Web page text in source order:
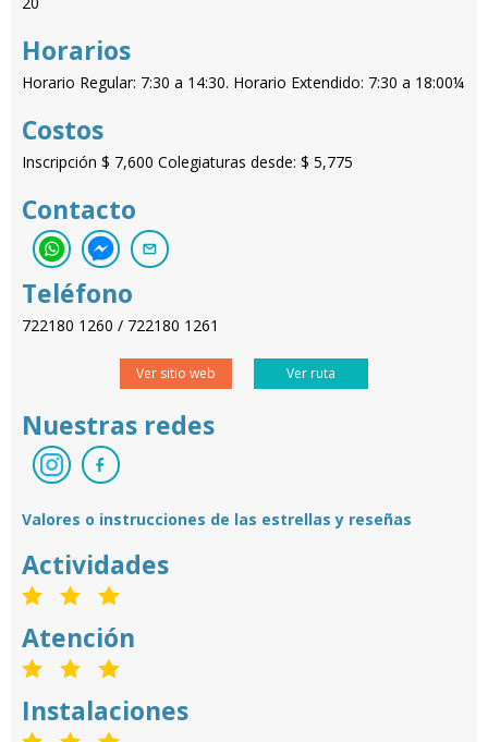
Horarios
Horario Regular: 7:30 a 14:30. Horario Extendido: 7:30 a 18:00¼
Costos
Inscripción $ 7,600 Colegiaturas desde: $ 5,775
Contacto
Teléfono
722180 1260 / 722180 1261
Ver sitio web Ver ruta
Nuestras redes
Valores o instrucciones de las estrellas y reseñas
Actividades
Atención
Instalaciones